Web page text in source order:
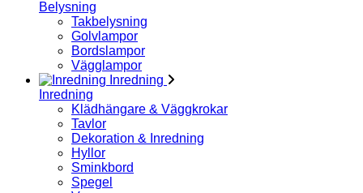
Belysning
Takbelysning
Golvlampor
Bordslampor
Vägglampor
Inredning
Inredning
Klädhängare & Väggkrokar
Tavlor
Dekoration & Inredning
Hyllor
Sminkbord
Spegel